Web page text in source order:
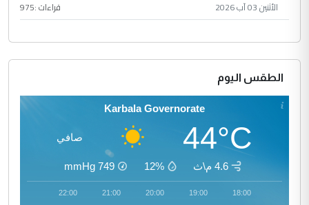
الأثنين 03 آب 2026 قراءات :975
الطقس اليوم
Karbala Governorate
44°C صافي
4.6 م\ث 12%
749
mmHg
18:00
19:00
20:00
21:00
22:00